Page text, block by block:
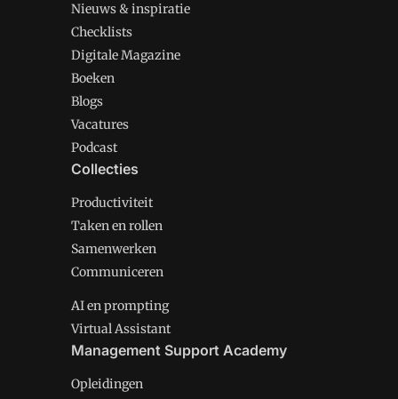
Nieuws & inspiratie
Checklists
Digitale Magazine
Boeken
Blogs
Vacatures
Podcast
Collecties
Productiviteit
Taken en rollen
Samenwerken
Communiceren
AI en prompting
Virtual Assistant
Management Support Academy
Opleidingen